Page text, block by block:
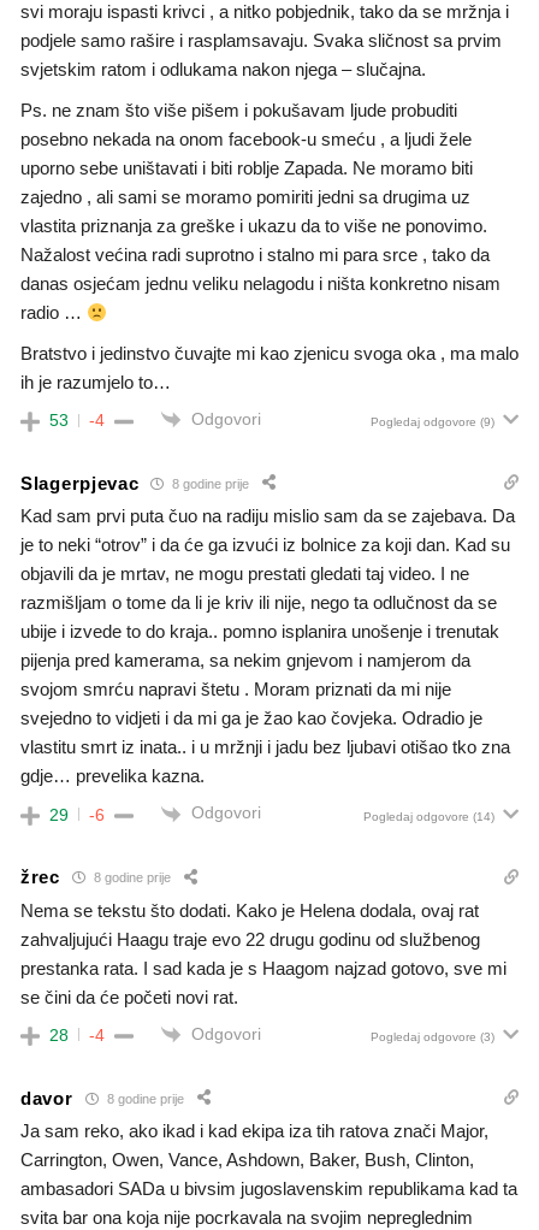
svi moraju ispasti krivci , a nitko pobjednik, tako da se mržnja i
podjele samo rašire i rasplamsavaju. Svaka sličnost sa prvim
svjetskim ratom i odlukama nakon njega – slučajna.
Ps. ne znam što više pišem i pokušavam ljude probuditi
posebno nekada na onom facebook-u smeću , a ljudi žele
uporno sebe uništavati i biti roblje Zapada. Ne moramo biti
zajedno , ali sami se moramo pomiriti jedni sa drugima uz
vlastita priznanja za greške i ukazu da to više ne ponovimo.
Nažalost većina radi suprotno i stalno mi para srce , tako da
danas osjećam jednu veliku nelagodu i ništa konkretno nisam
radio …
Bratstvo i jedinstvo čuvajte mi kao zjenicu svoga oka , ma malo
ih je razumjelo to…
53 -4 Odgovori Pogledaj odgovore (9)
Slagerpjevac 8 godine prije
Kad sam prvi puta čuo na radiju mislio sam da se zajebava. Da
je to neki “otrov” i da će ga izvući iz bolnice za koji dan. Kad su
objavili da je mrtav, ne mogu prestati gledati taj video. I ne
razmišljam o tome da li je kriv ili nije, nego ta odlučnost da se
ubije i izvede to do kraja.. pomno isplanira unošenje i trenutak
pijenja pred kamerama, sa nekim gnjevom i namjerom da
svojom smrću napravi štetu . Moram priznati da mi nije
svejedno to vidjeti i da mi ga je žao kao čovjeka. Odradio je
vlastitu smrt iz inata.. i u mržnji i jadu bez ljubavi otišao tko zna
gdje… prevelika kazna.
29 -6 Odgovori Pogledaj odgovore (14)
žrec 8 godine prije
Nema se tekstu što dodati. Kako je Helena dodala, ovaj rat
zahvaljujući Haagu traje evo 22 drugu godinu od službenog
prestanka rata. I sad kada je s Haagom najzad gotovo, sve mi
se čini da će početi novi rat.
28 -4 Odgovori Pogledaj odgovore (3)
davor 8 godine prije
Ja sam reko, ako ikad i kad ekipa iza tih ratova znači Major,
Carrington, Owen, Vance, Ashdown, Baker, Bush, Clinton,
ambasadori SADa u bivsim jugoslavenskim republikama kad ta
svita bar ona koja nije pocrkavala na svojim nepreglednim